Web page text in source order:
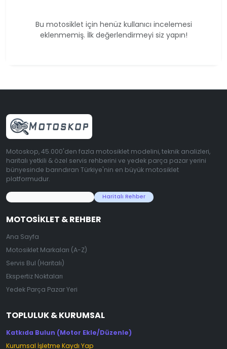
Bu motosiklet için henüz kullanıcı incelemesi
eklenmemiş. İlk değerlendirmeyi siz yapın!
Motoskop, 45.000'den fazla motosiklet modelini, teknik analizleri,
haritalı yetkili & özel servis rehberini ve yedek parça pazar yerini
bünyesinde barındıran Türkiye'nin en büyük motosiklet
platformudur.
Haritalı Rehber
MOTOSIKLET & REHBER
Ana Sayfa
Motosiklet Markaları (A-Z)
Servis Bul (Haritalı)
Ekspertiz Noktaları
Yedek Parça Pazar Yeri
TOPLULUK & KURUMSAL
Katkıda Bulun (Motor Ekle/Düzenle)
Kurumsal İşletme Kaydı Yap